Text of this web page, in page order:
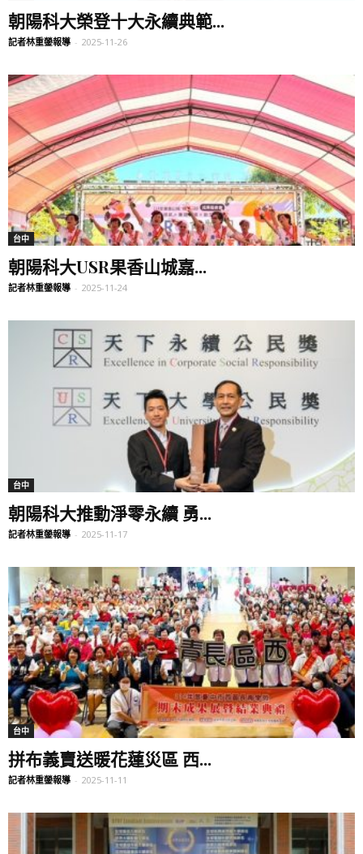
朝陽科大榮登十大永續典範...
記者林重鎣報導 - 2025-11-26
台中
朝陽科大USR果香山城嘉...
記者林重鎣報導 - 2025-11-24
台中
朝陽科大推動淨零永續 勇...
記者林重鎣報導 - 2025-11-17
台中
拼布義賣送暖花蓮災區 西...
記者林重鎣報導 - 2025-11-11